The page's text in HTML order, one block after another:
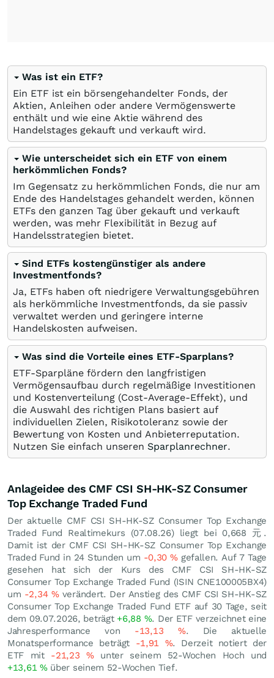
Was ist ein ETF?
Ein ETF ist ein börsengehandelter Fonds, der
Aktien, Anleihen oder andere Vermögenswerte
enthält und wie eine Aktie während des
Handelstages gekauft und verkauft wird.
Wie unterscheidet sich ein ETF von einem
herkömmlichen Fonds?
Im Gegensatz zu herkömmlichen Fonds, die nur am
Ende des Handelstages gehandelt werden, können
ETFs den ganzen Tag über gekauft und verkauft
werden, was mehr Flexibilität in Bezug auf
Handelsstrategien bietet.
Sind ETFs kostengünstiger als andere
Investmentfonds?
Ja, ETFs haben oft niedrigere Verwaltungsgebühren
als herkömmliche Investmentfonds, da sie passiv
verwaltet werden und geringere interne
Handelskosten aufweisen.
Was sind die Vorteile eines ETF-Sparplans?
ETF-Sparpläne fördern den langfristigen
Vermögensaufbau durch regelmäßige Investitionen
und Kostenverteilung (Cost-Average-Effekt), und
die Auswahl des richtigen Plans basiert auf
individuellen Zielen, Risikotoleranz sowie der
Bewertung von Kosten und Anbieterreputation.
Nutzen Sie einfach unseren Sparplanrechner.
Anlageidee des CMF CSI SH-HK-SZ Consumer
Top Exchange Traded Fund
Der aktuelle CMF CSI SH-HK-SZ Consumer Top Exchange
Traded Fund Realtimekurs (07.08.26) liegt bei 0,668 元 .
Damit ist der CMF CSI SH-HK-SZ Consumer Top Exchange
Traded Fund in 24 Stunden um -0,30%gefallen. Auf 7 Tage
gesehen hat sich der Kurs des CMF CSI SH-HK-SZ
Consumer Top Exchange Traded Fund (ISIN CNE100005BX4)
um -2,34 %verändert. Der Anstieg des CMF CSI SH-HK-SZ
Consumer Top Exchange Traded Fund ETF auf 30 Tage, seit
dem 09.07.2026, beträgt +6,88 %. Der ETF verzeichnet eine
Jahresperformance von -13,13 %. Die aktuelle
Monatsperformance beträgt -1,91 %. Derzeit notiert der
ETF mit -21,23 %unter seinem 52-Wochen Hoch und
+13,61 %über seinem 52-Wochen Tief.